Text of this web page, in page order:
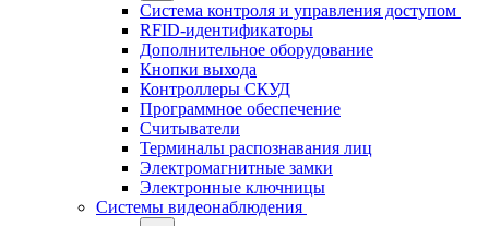
Система контроля и управления доступом
RFID-идентификаторы
Дополнительное оборудование
Кнопки выхода
Контроллеры СКУД
Программное обеспечение
Считыватели
Терминалы распознавания лиц
Электромагнитные замки
Электронные ключницы
Системы видеонаблюдения